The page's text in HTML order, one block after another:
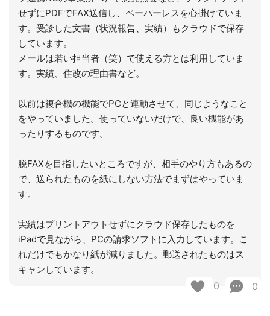
せずにPDFでFAX送信し、ペーパーレスを心掛けていま
す。受診した文書（状況報告、実績）もクラウドで保存
しています。
メールは若い担当者（笑）で使える方とは利用していま
す。実績、住改の理由書など。
以前は複合機の機能でPCと連動させて、同じようなこと
をやっていました。使っていないだけで、良い機能があ
ったりするものです。
脱FAXを目指したいところですが、相手のやり方もあるの
で、送られたものを紙にしない方法でまずはやっていま
す。
実績はプリントアウトせずにクラウド保存したものを
iPadで見ながら、PCの請求ソフトに入力しています。こ
れだけでもかなり紙が減りました。郵送されたものはス
キャンしています。
0 0